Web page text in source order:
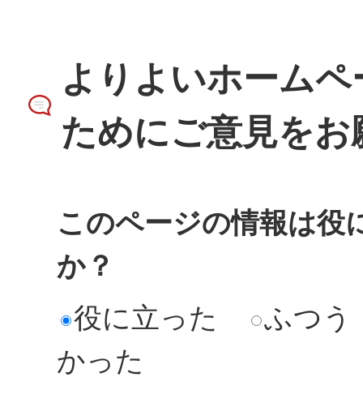
よりよいホーム
ためにご意見を
このページの情報は役
か？
役に立った
ふつう
かった